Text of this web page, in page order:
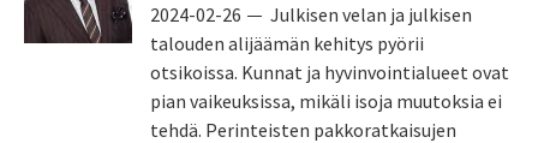
2024-02-26
Julkisen velan ja julkisen
talouden alijäämän kehitys pyörii
otsikoissa. Kunnat ja hyvinvointialueet ovat
pian vaikeuksissa, mikäli isoja muutoksia ei
tehdä. Perinteisten pakkoratkaisujen